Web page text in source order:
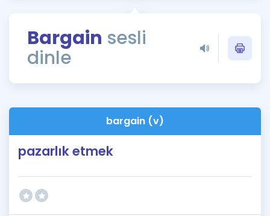
Rehberlik Aracı
ÖSYM Sınav Takvimi
İngilizce Gramer
Bargain sesli
dinle
bargain (v)
pazarlık etmek